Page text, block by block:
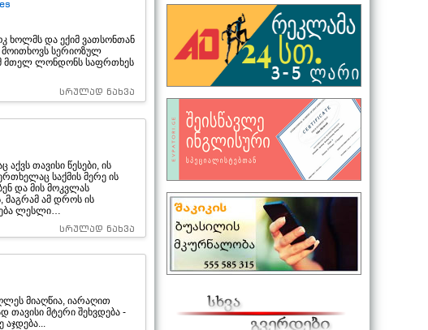
ხოლმს და ექიმ ვათსონთან
მოითხოვს სერიოზულ
მთელ ლონდონს საფრთხეს
სრულად ნახვა
თავისი წესები, ის
საქმის მერე ის
და მის მოკვლას
მაგრამ ამ დროს ის
ლესლი…
სრულად ნახვა
მიაღწია, იარაღით
მტერი შეხვდება -
აჯდება...